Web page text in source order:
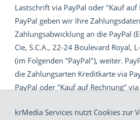
Lastschrift via PayPal oder "Kauf auf
PayPal geben wir Ihre
Zahlungsabwicklung an die PayPal
Cie, S.C.A., 22-24 Boulevard Royal,
(im Folgenden "PayPal"), weiter.
die Zahlungsarten Kreditkarte via
PayPal oder "Kauf auf Rechnung"
der Bonitätsprüfung in Bezug auf
krMedia Services nutzt Cookies zur